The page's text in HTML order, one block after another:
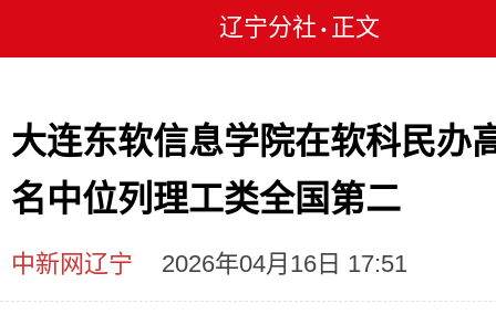
辽宁分社 • 正文
大连东软信息学院在软科民办
名中位列理工类全国第二
中新网辽宁 2026年04月16日 17:51